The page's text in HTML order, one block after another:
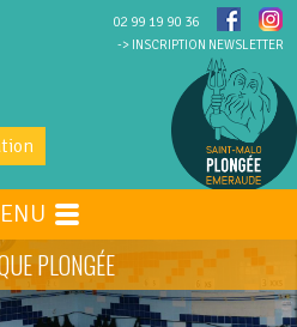
-> INSCRIPTION NEWSLETTER
02 99 19 90 36
PLONGÉE